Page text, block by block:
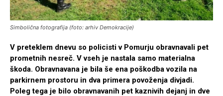
Simbolična fotografija (foto: arhiv Demokracije)
V preteklem dnevu so policisti v Pomurju obravnavali pet
prometnih nesreč. V vseh je nastala samo materialna
škoda. Obravnavana je bila še ena poškodba vozila na
parkirnem prostoru in dva primera povoženja divjadi.
Poleg tega je bilo obravnavanih pet kaznivih dejanj in dve